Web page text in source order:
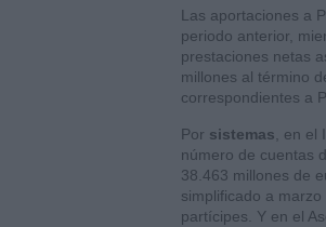
Las aportaciones a
periodo anterior,
prestaciones netas
millones al término
correspondientes a
Por sistemas , en
número de cuentas
38.463 millones de
simplificado a
partícipes. Y en el